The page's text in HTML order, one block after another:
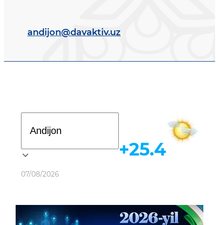
andijon@davaktiv.uz
Ob-havo
07/08/2026
+25.4